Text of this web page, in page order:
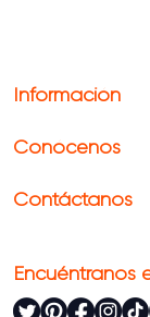
Información
Conócenos
Contáctanos
Encuéntranos